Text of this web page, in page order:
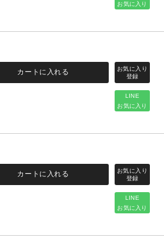
お気に入り
LINE
お気に入り
カートに入れる
LINE
お気に入り
カートに入れる